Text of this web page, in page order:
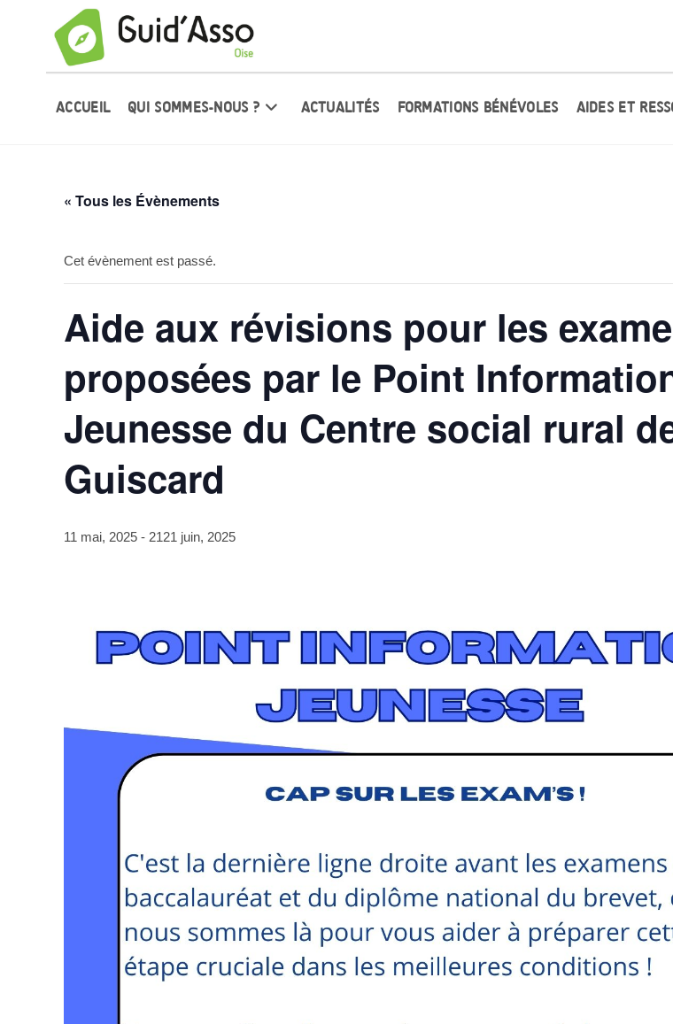
ACCUEIL QUI SOMMES-NOUS ? ACTUALITÉS FORMATIONS BÉNÉVOLES AIDES ET
« Tous les Évènements
Cet évènement est passé.
Aide aux révisions pour les
proposées par le Point
Jeunesse du Centre social rural
Guiscard
11 mai, 2025 - 2121 juin, 2025